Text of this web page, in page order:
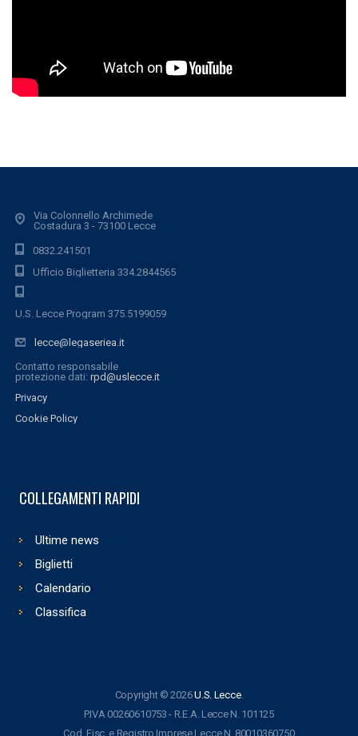
Via Colonnello Archimede
Costadura 3 - 73100 Lecce
0832.241501
Ufficio Biglietteria 334.2844565
U.S. Lecce Program 375.5199059
lecce@legaseriea.it
Contatto responsabile
protezione dati: rpd@uslecce.it
Privacy
Cookie Policy
COLLEGAMENTI RAPIDI
Ultime news
Biglietti
Calendario
Classifica
Copyright © 2026U.S. Lecce.
P.IVA 00260610753 - R.E.A. Lecce N. 101125
Cod. Fisc. e Registro Imprese Lecce N. 80010360750